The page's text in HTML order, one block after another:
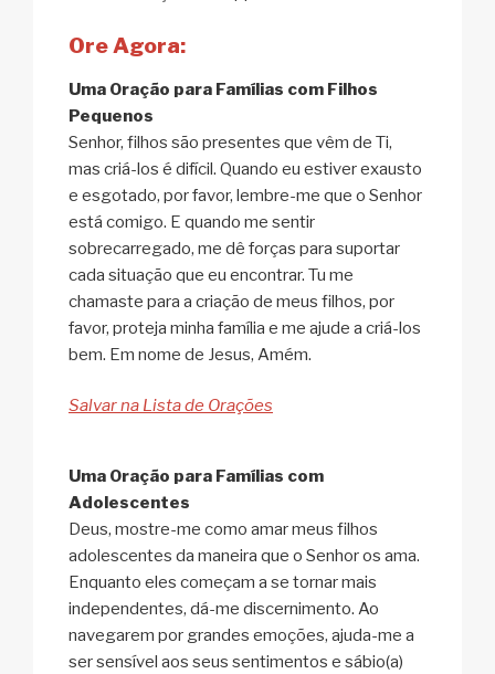
Ore Agora:
Uma Oração para Famílias com Filhos
Pequenos
Senhor, filhos são presentes que vêm de Ti,
mas criá-los é difícil. Quando eu estiver exausto
e esgotado, por favor, lembre-me que o Senhor
está comigo. E quando me sentir
sobrecarregado, me dê forças para suportar
cada situação que eu encontrar. Tu me
chamaste para a criação de meus filhos, por
favor, proteja minha família e me ajude a criá-los
bem. Em nome de Jesus, Amém.
Salvar na Lista de Orações
Uma Oração para Famílias com
Adolescentes
Deus, mostre-me como amar meus filhos
adolescentes da maneira que o Senhor os ama.
Enquanto eles começam a se tornar mais
independentes, dá-me discernimento. Ao
navegarem por grandes emoções, ajuda-me a
ser sensível aos seus sentimentos e sábio(a)